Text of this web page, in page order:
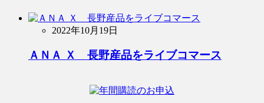
2022年10月19日
ＡＮＡ Ｘ 長野産品をライブコマース